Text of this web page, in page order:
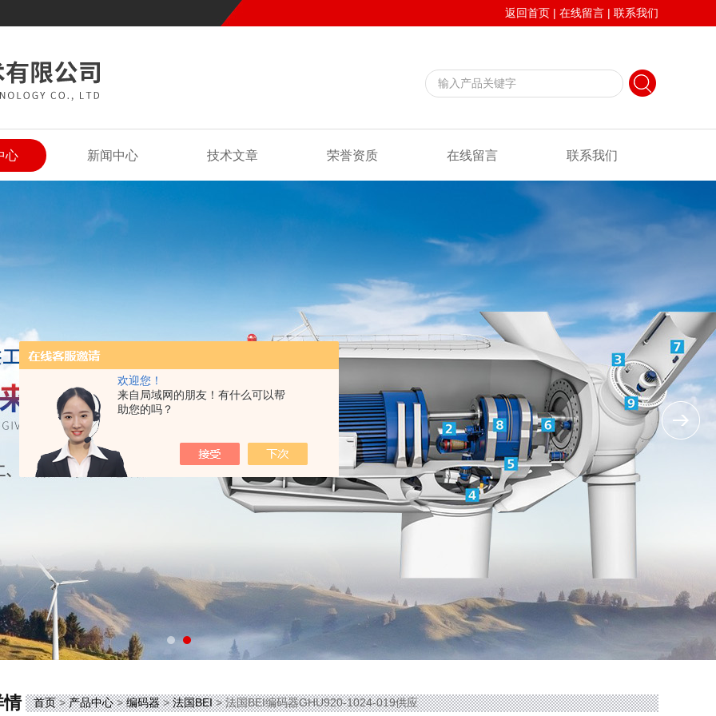
欢迎您！
来自局域网的朋友！有什么可以帮
助您的吗？
返回首页 | 在线留言 | 联系我们
心 新闻中心 技术文章 荣誉资质 在线留言 联系我们
情 首页>产品中心>编码器>法国BEI> 法国BEI编码器GHU920-1024-019供应